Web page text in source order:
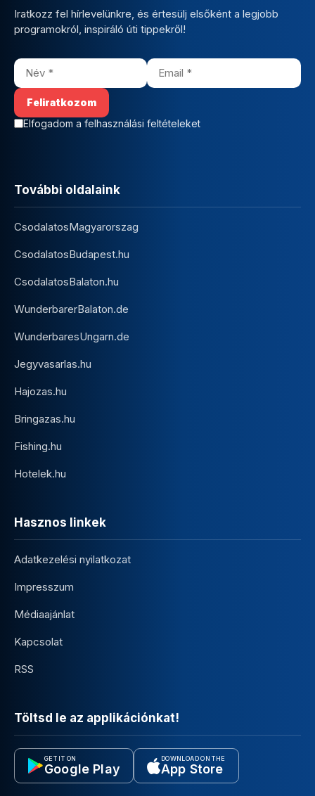
Iratkozz fel hírlevelünkre, és értesülj elsőként a legjobb
programokról, inspiráló úti tippekről!
Elfogadom a felhasználási feltételeket
További oldalaink
CsodalatosMagyarorszag
CsodalatosBudapest.hu
CsodalatosBalaton.hu
WunderbarerBalaton.de
WunderbaresUngarn.de
Jegyvasarlas.hu
Hajozas.hu
Bringazas.hu
Fishing.hu
Hotelek.hu
Hasznos linkek
Adatkezelési nyilatkozat
Impresszum
Médiaajánlat
Kapcsolat
RSS
Töltsd le az applikációnkat!
GET IT ON
Google Play
DOWNLOAD ON THE
App Store